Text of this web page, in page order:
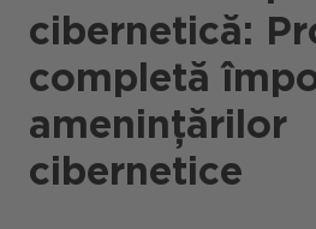
cibernetică:
completă
amenințărilor
cibernetice